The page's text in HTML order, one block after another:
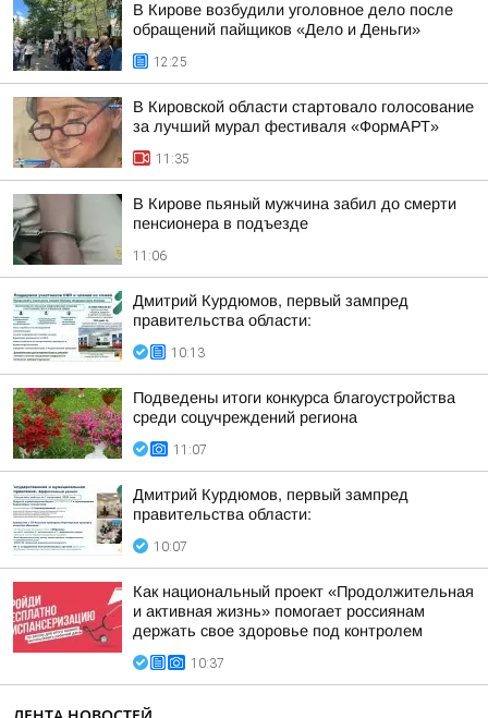
В Кирове возбудили уголовное дело после
обращений пайщиков «Дело и Деньги»
12:25
В Кировской области стартовало голосование
за лучший мурал фестиваля «ФормАРТ»
11:35
В Кирове пьяный мужчина забил до смерти
пенсионера в подъезде
11:06
Дмитрий Курдюмов, первый зампред
правительства области:
10:13
Подведены итоги конкурса благоустройства
среди соцучреждений региона
11:07
Дмитрий Курдюмов, первый зампред
правительства области:
10:07
Как национальный проект «Продолжительная
и активная жизнь» помогает россиянам
держать свое здоровье под контролем
10:37